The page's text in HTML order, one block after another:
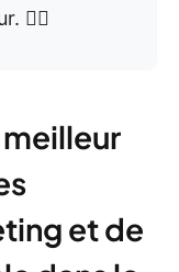
👇🏼
et de